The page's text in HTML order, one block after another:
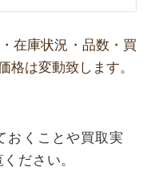
在庫状況・品数・買
格は変動致します。
おくことや買取実
ください。